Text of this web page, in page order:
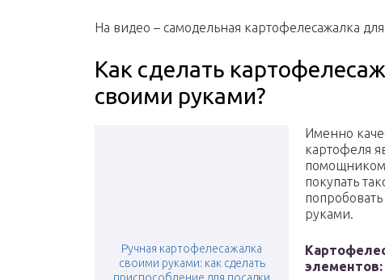
На видео – самодельная картофелесажалка
Как сделать
своими руками?
Ручная картофелесажалка
своими руками: как сделать
Именно
картофеля
помощником
покупать
руками.
элементов: